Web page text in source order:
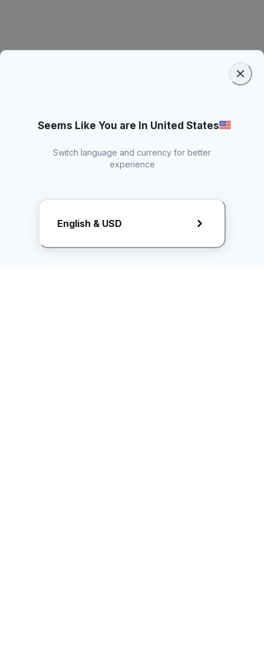
Request Rate Card
Butuh konten khusus? Kirim request ke creator!
Seems Like You are In United States
Switch language and currency for better
experience
English & USD